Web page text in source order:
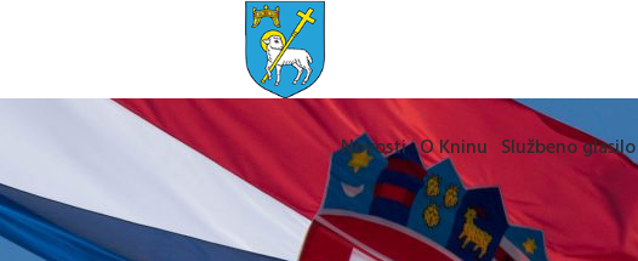
Novosti O Kninu Službeno glasilo